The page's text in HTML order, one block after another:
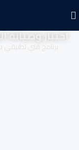
اختبار وصيانة
برنامج فني تطبيقي